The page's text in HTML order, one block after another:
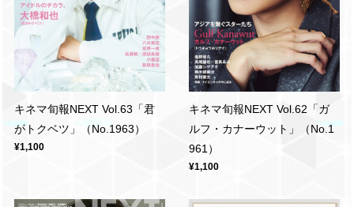
キネマ旬報NEXT Vol.63「君
がトクベツ」（No.1963）
¥1,100
キネマ旬報NEXT Vol.62「ガ
ルフ・カナーウット」（No.1
961）
¥1,100